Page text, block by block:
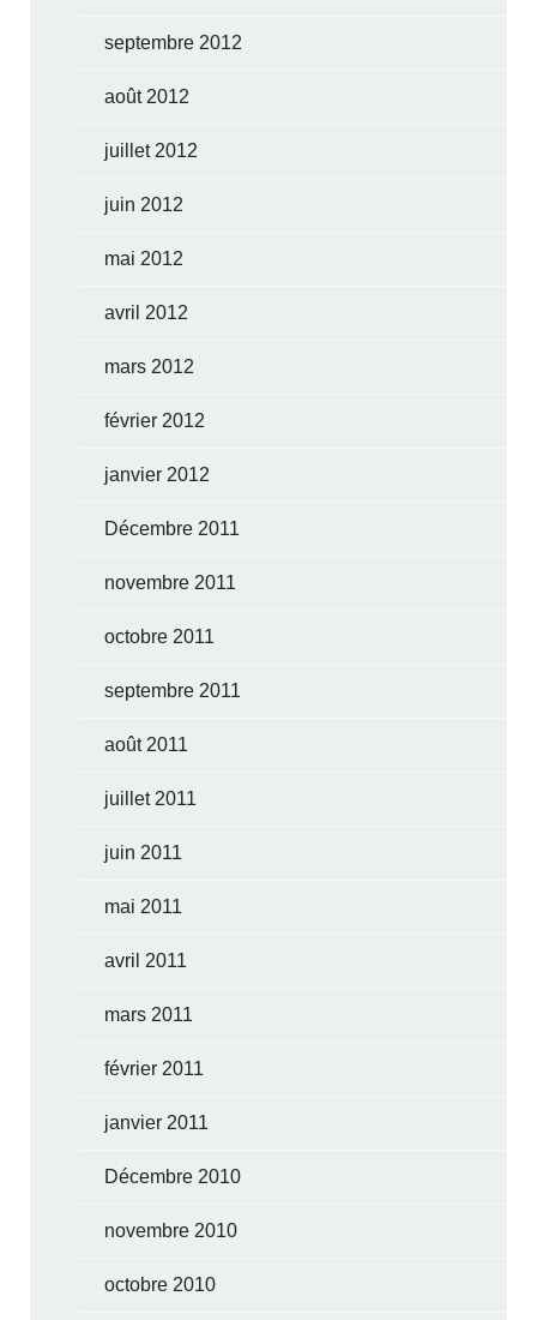
septembre 2012
août 2012
juillet 2012
juin 2012
mai 2012
avril 2012
mars 2012
février 2012
janvier 2012
Décembre 2011
novembre 2011
octobre 2011
septembre 2011
août 2011
juillet 2011
juin 2011
mai 2011
avril 2011
mars 2011
février 2011
janvier 2011
Décembre 2010
novembre 2010
octobre 2010